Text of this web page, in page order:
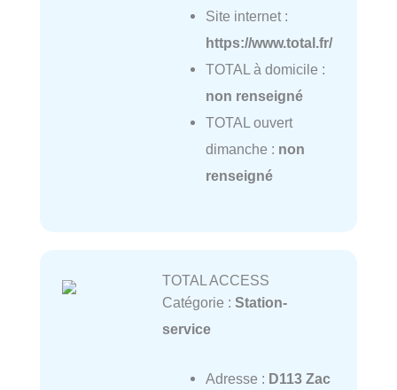
Site internet :
https://www.total.fr/
TOTAL à domicile :
non renseigné
TOTAL ouvert
dimanche : non
renseigné
TOTAL ACCESS
Catégorie : Station-
service
Adresse : D113 Zac